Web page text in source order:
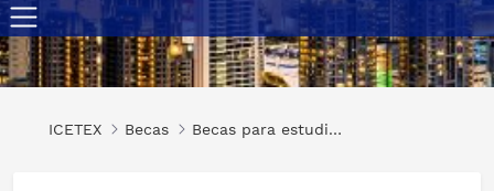
Maestrías o Doctorados en Diferentes Áreas en Taiwán
ICETEX Becas Becas para estudios en el exterior